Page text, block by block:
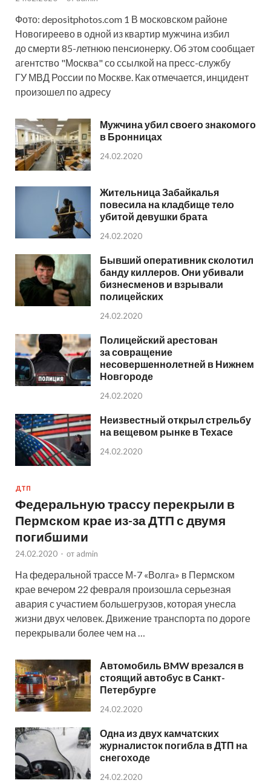
Фото: depositphotos.com 1 В московском районе
Новогиреево в одной из квартир мужчина избил
до смерти 85-летнюю пенсионерку. Об этом сообщает
агентство "Москва" со ссылкой на пресс-службу
ГУ МВД России по Москве. Как отмечается, инцидент
произошел по адресу
Мужчина убил своего знакомого
в Бронницах
24.02.2020
Жительница Забайкалья
повесила на кладбище тело
убитой девушки брата
24.02.2020
Бывший оперативник сколотил
банду киллеров. Они убивали
бизнесменов и взрывали
полицейских
24.02.2020
Полицейский арестован
за совращение
несовершеннолетней в Нижнем
Новгороде
24.02.2020
Неизвестный открыл стрельбу
на вещевом рынке в Техасе
24.02.2020
ДТП
Федеральную трассу перекрыли в
Пермском крае из-за ДТП с двумя
погибшими
24.02.2020 - от admin
На федеральной трассе М-7 «Волга» в Пермском
крае вечером 22 февраля произошла серьезная
авария с участием большегрузов, которая унесла
жизни двух человек. Движение транспорта по дороге
перекрывали более чем на …
Автомобиль BMW врезался в
стоящий автобус в Санкт-
Петербурге
24.02.2020
Одна из двух камчатских
журналисток погибла в ДТП на
снегоходе
24.02.2020